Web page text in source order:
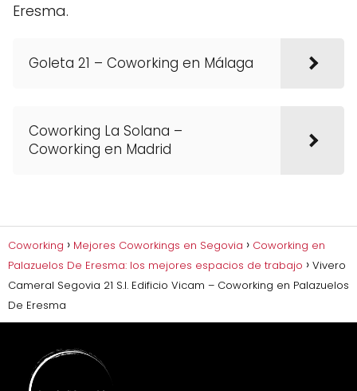
Eresma.
Goleta 21 – Coworking en Málaga
Coworking La Solana –
Coworking en Madrid
Coworking Mejores Coworkings en Segovia
Coworking en
Palazuelos De Eresma: los mejores espacios de trabajo
Vivero
Cameral Segovia 21 S.l. Edificio Vicam – Coworking en Palazuelos
De Eresma